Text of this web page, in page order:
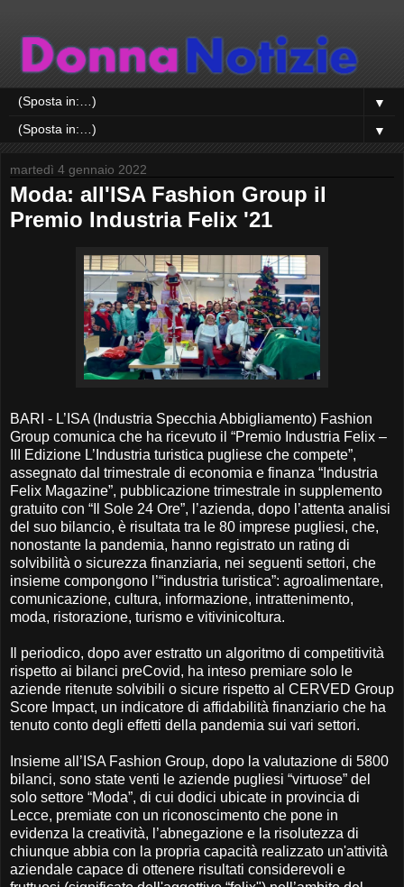
▼
▼
martedì 4 gennaio 2022
Moda: all'ISA Fashion Group il
Premio Industria Felix '21
BARI - L’ISA (Industria Specchia Abbigliamento) Fashion
Group comunica che ha ricevuto il “Premio Industria Felix –
III Edizione L’Industria turistica pugliese che compete”,
assegnato dal trimestrale di economia e finanza “Industria
Felix Magazine”, pubblicazione trimestrale in supplemento
gratuito con “Il Sole 24 Ore”, l’azienda, dopo l’attenta analisi
del suo bilancio, è risultata tra le 80 imprese pugliesi, che,
nonostante la pandemia, hanno registrato un rating di
solvibilità o sicurezza finanziaria, nei seguenti settori, che
insieme compongono l’“industria turistica”: agroalimentare,
comunicazione, cultura, informazione, intrattenimento,
moda, ristorazione, turismo e vitivinicoltura.
Il periodico, dopo aver estratto un algoritmo di competitività
rispetto ai bilanci preCovid, ha inteso premiare solo le
aziende ritenute solvibili o sicure rispetto al CERVED Group
Score Impact, un indicatore di affidabilità finanziario che ha
tenuto conto degli effetti della pandemia sui vari settori.
Insieme all’ISA Fashion Group, dopo la valutazione di 5800
bilanci, sono state venti le aziende pugliesi “virtuose” del
solo settore “Moda”, di cui dodici ubicate in provincia di
Lecce, premiate con un riconoscimento che pone in
evidenza la creatività, l’abnegazione e la risolutezza di
chiunque abbia con la propria capacità realizzato un'attività
aziendale capace di ottenere risultati considerevoli e